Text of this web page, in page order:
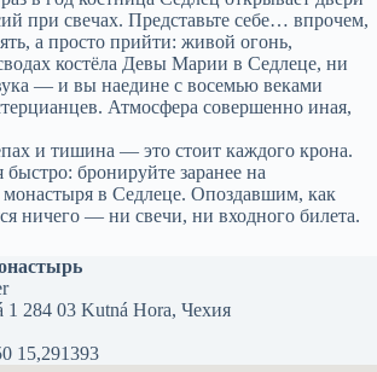
при свечах. Представьте себе… впрочем,
а просто прийти: живой огонь,
костёла Девы Марии в Седлеце, ни
— и вы наедине с восемью веками
Атмосфера совершенно иная,
и тишина — это стоит каждого крона.
быстро: бронируйте заранее на
в Седлеце. Опоздавшим, как
ничего — ни свечи, ни входного билета.
1 284 03 Kutná Hora, Чехия
15,291393